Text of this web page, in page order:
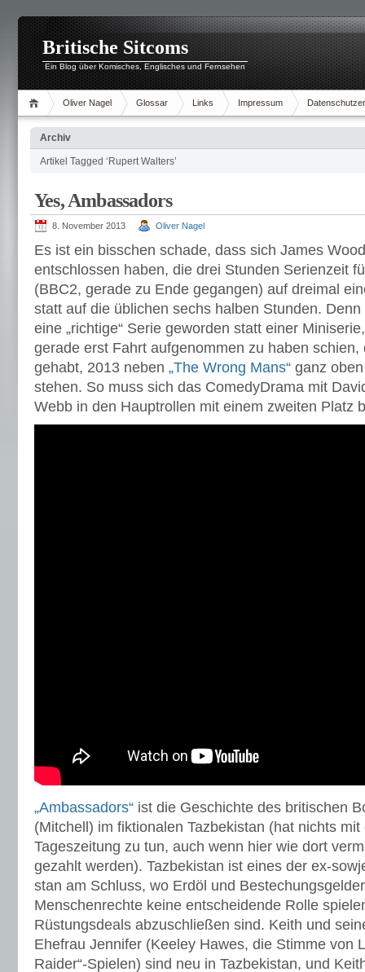
Britische Sitcoms
Ein Blog über Komisches, Englisches und Fernsehen
Oliver Nagel Glossar Links Impressum
Archiv
Artikel Tagged ‘Rupert Walters’
Yes, Ambassadors
8. November 2013 Oliver Nagel
Es ist ein bisschen schade, dass sich James
entschlossen haben, die drei Stunden Serienzeit
(BBC2, gerade zu Ende gegangen) auf dreimal
statt auf die üblichen sechs halben Stunden. Denn
eine „richtige“ Serie geworden statt einer
gerade erst Fahrt aufgenommen zu haben
gehabt, 2013 neben „The Wrong Mans“ ganz
stehen. So muss sich das ComedyDrama mit
Webb in den Hauptrollen mit einem zweiten Platz
„Ambassadors“ ist die Geschichte des britischen
(Mitchell) im fiktionalen Tazbekistan (hat nichts
Tageszeitung zu tun, auch wenn hier wie dort
gezahlt werden). Tazbekistan ist eines der ex-
stan am Schluss, wo Erdöl und
Menschenrechte keine entscheidende Rolle
Rüstungsdeals abzuschließen sind. Keith und
Ehefrau Jennifer (Keeley Hawes, die Stimme von
Raider“-Spielen) sind neu in Tazbekistan, und